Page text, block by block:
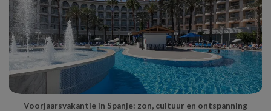
Voorjaarsvakantie in Spanje: zon, cultuur en ontspanning